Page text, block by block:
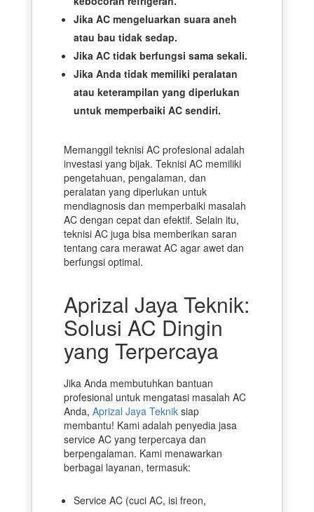
Jika AC mengeluarkan suara aneh
atau bau tidak sedap.
Jika AC tidak berfungsi sama sekali.
Jika Anda tidak memiliki peralatan
atau keterampilan yang diperlukan
untuk memperbaiki AC sendiri.
Memanggil teknisi AC profesional adalah
investasi yang bijak. Teknisi AC memiliki
pengetahuan, pengalaman, dan
peralatan yang diperlukan untuk
mendiagnosis dan memperbaiki masalah
AC dengan cepat dan efektif. Selain itu,
teknisi AC juga bisa memberikan saran
tentang cara merawat AC agar awet dan
berfungsi optimal.
Aprizal Jaya Teknik:
Solusi AC Dingin
yang Terpercaya
Jika Anda membutuhkan bantuan
profesional untuk mengatasi masalah AC
Anda, Aprizal Jaya Tekniksiap
membantu! Kami adalah penyedia jasa
service AC yang terpercaya dan
berpengalaman. Kami menawarkan
berbagai layanan, termasuk:
Service AC (cuci AC, isi freon,